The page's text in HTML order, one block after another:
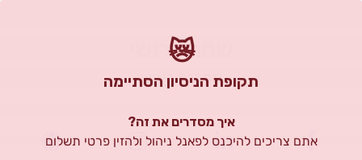
😿
תקופת הניסיון הסתיימה
איך מסדרים את זה?
אתם צריכים להיכנס לפאנל ניהול ולהזין פרטי תשלום
שחר ברושי
מתכנת ראשי